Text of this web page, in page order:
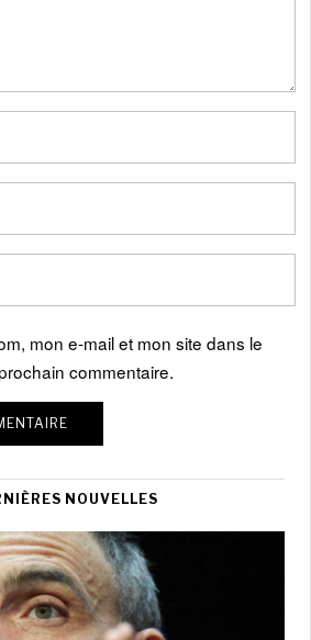
mon e-mail et mon site dans le
commentaire.
NOUVELLES